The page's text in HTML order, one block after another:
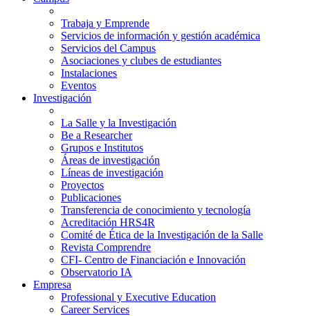
Trabaja y Emprende
Servicios de información y gestión académica
Servicios del Campus
Asociaciones y clubes de estudiantes
Instalaciones
Eventos
Investigación
La Salle y la Investigación
Be a Researcher
Grupos e Institutos
Áreas de investigación
Líneas de investigación
Proyectos
Publicaciones
Transferencia de conocimiento y tecnología
Acreditación HRS4R
Comité de Ética de la Investigación de la Salle
Revista Comprendre
CFI- Centro de Financiación e Innovación
Observatorio IA
Empresa
Professional y Executive Education
Career Services